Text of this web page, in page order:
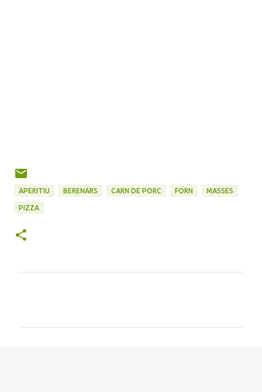
APERITIU BERENARS CARN DE PORC FORN MASSES
PIZZA